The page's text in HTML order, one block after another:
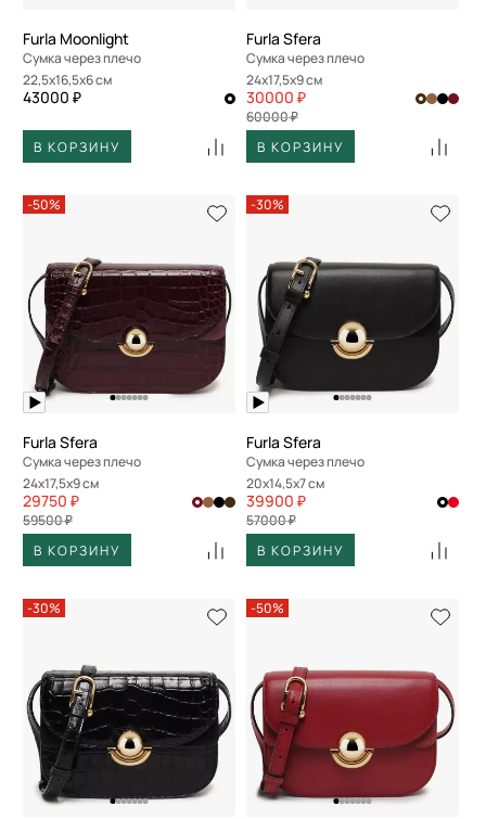
Furla Moonlight
Сумка через плечо
22,5x16,5x6 см
43000 ₽
В КОРЗИНУ
Furla Sfera
Сумка через плечо
24x17,5x9 см
30000 ₽
60000 ₽
В КОРЗИНУ
-50%
Furla Sfera
Сумка через плечо
24x17,5x9 см
29750 ₽
59500 ₽
В КОРЗИНУ
-30%
Furla Sfera
Сумка через плечо
20x14,5x7 см
39900 ₽
57000 ₽
В КОРЗИНУ
-30% -50%